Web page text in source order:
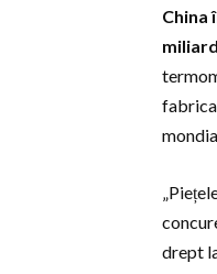
China
drept